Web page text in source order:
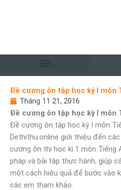
Đề cương ôn tập học kỳ I môn
Tháng 11 21, 2016
Đề cương ôn tập học kỳ I môn
Đề cương ôn tập học kỳ I môn
Dethithu.online giới thiệu đến
cương ôn thi học kì 1 môn Tiếng
pháp và bài tập thực hành, giúp
một cách hiệu quả để bước vào
các em tham khảo.